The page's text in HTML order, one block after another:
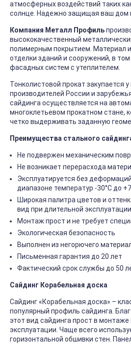
атмосферных воздействий таких
солнце. Надежно защищая ваш дом
Компания Металл Профиль
высококачественный
полимерным покрытием. Материал
отделки зданий и сооружений, в
фасадных систем с утеплителем.
Тонколистовой прокат закупается
производителей России и
сайдинга осуществляется на
многоклетьевом прокатном стане,
четко выдерживать заданную
Преимущества стального
Не подвержен механическим
Не возникает перерасхода
Эксплуатируется без
диапазоне температур -30°C до
Широкая палитра цветов и
вид при длительной эксплуатации
Монтаж прост и не требует
Экологическая безопасность
Выполнен из негорючего
Письменная гарантия до 20 лет
Фактический срок службы до 50
Сайдинг Корабельная доска
Сайдинг «Корабельная доска» –
популярный профиль сайдинга.
этот вид сайдинга прост в монтаже
эксплуатации. Чаще всего
горизонтальной обшивки стен.